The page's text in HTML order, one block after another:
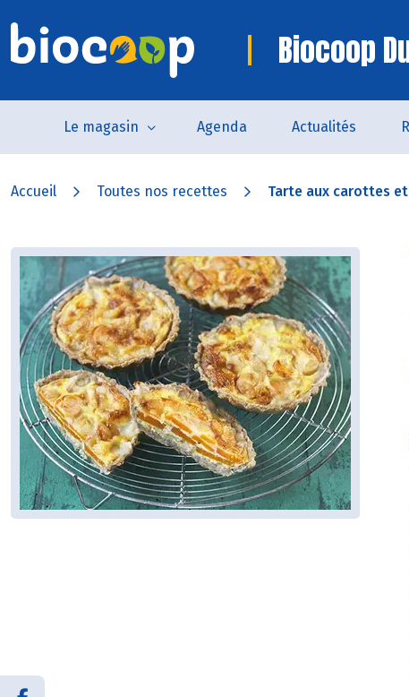
Biocoop
Le magasin Agenda Actualités
Accueil Toutes nos recettes Tarte aux carottes et